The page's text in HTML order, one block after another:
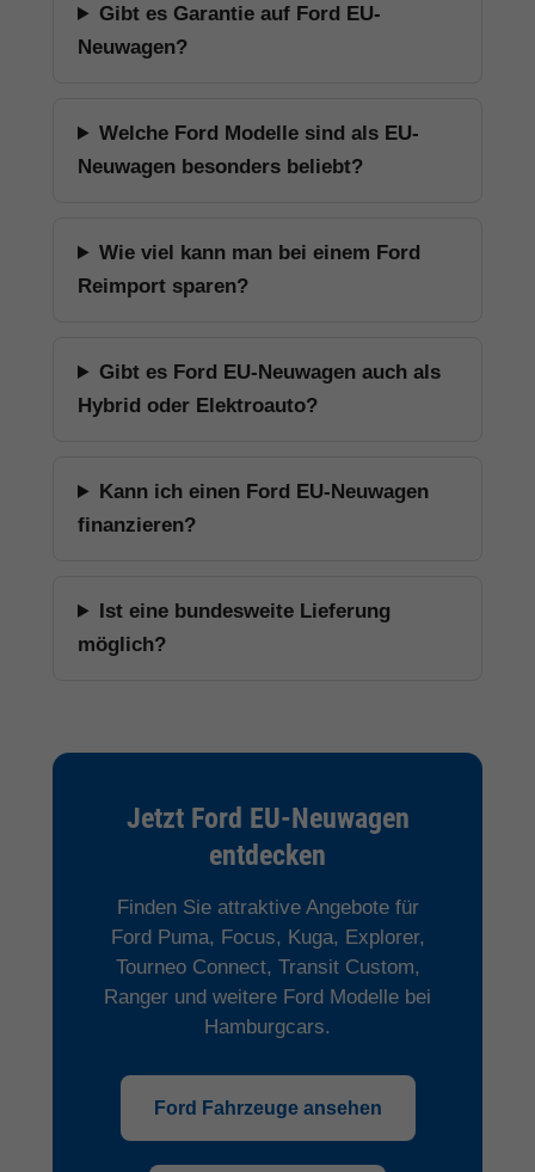
Gibt es Garantie auf Ford EU-
Neuwagen?
Welche Ford Modelle sind als EU-
Neuwagen besonders beliebt?
Wie viel kann man bei einem Ford
Reimport sparen?
Gibt es Ford EU-Neuwagen auch als
Hybrid oder Elektroauto?
Kann ich einen Ford EU-Neuwagen
finanzieren?
Ist eine bundesweite Lieferung
möglich?
Jetzt Ford EU-Neuwagen
entdecken
Finden Sie attraktive Angebote für
Ford Puma, Focus, Kuga, Explorer,
Tourneo Connect, Transit Custom,
Ranger und weitere Ford Modelle bei
Hamburgcars.
Ford Fahrzeuge ansehen